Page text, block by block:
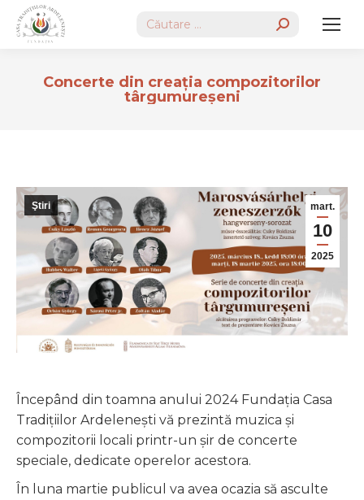
Search:
Concerte din creația compozitorilor
târgumureșeni
mart.
10
2025
Ştiri
Începând din toamna anului 2024 Fundația Casa
Tradițiilor Ardelenești vă prezintă muzica și
compozitorii locali printr-un șir de concerte
speciale, dedicate operelor acestora.
În luna martie publicul va avea ocazia să asculte